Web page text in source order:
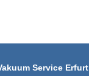
Service Erfurt